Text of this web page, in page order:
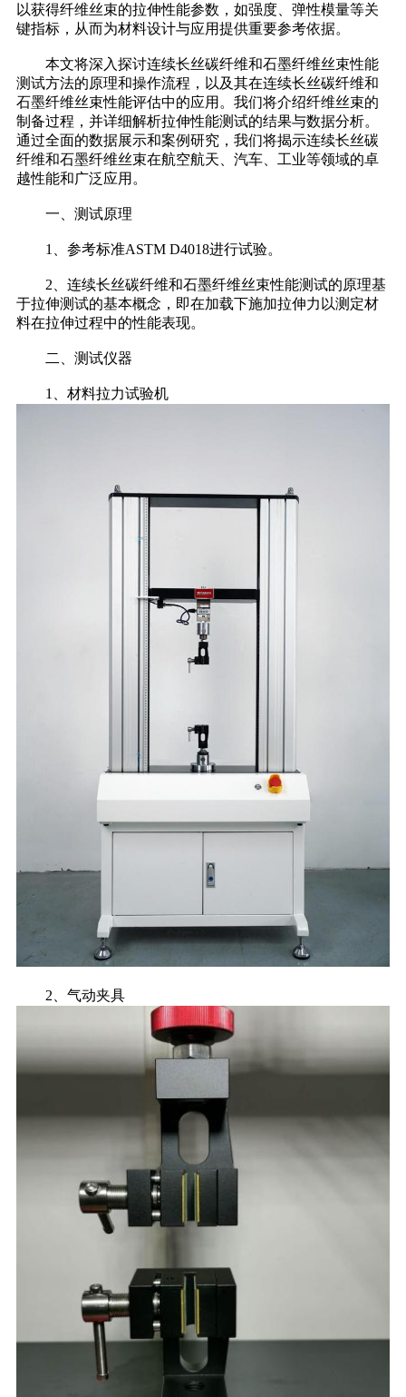
以获得纤维丝束的拉伸性能参数，如强度、弹性模量等关
键指标，从而为材料设计与应用提供重要参考依据。
本文将深入探讨连续长丝碳纤维和石墨纤维丝束性能
测试方法的原理和操作流程，以及其在连续长丝碳纤维和
石墨纤维丝束性能评估中的应用。我们将介绍纤维丝束的
制备过程，并详细解析拉伸性能测试的结果与数据分析。
通过全面的数据展示和案例研究，我们将揭示连续长丝碳
纤维和石墨纤维丝束在航空航天、汽车、工业等领域的卓
越性能和广泛应用。
一、测试原理
1、参考标准ASTM D4018进行试验。
2、连续长丝碳纤维和石墨纤维丝束性能测试的原理基
于拉伸测试的基本概念，即在加载下施加拉伸力以测定材
料在拉伸过程中的性能表现。
二、测试仪器
1、材料拉力试验机
2、气动夹具